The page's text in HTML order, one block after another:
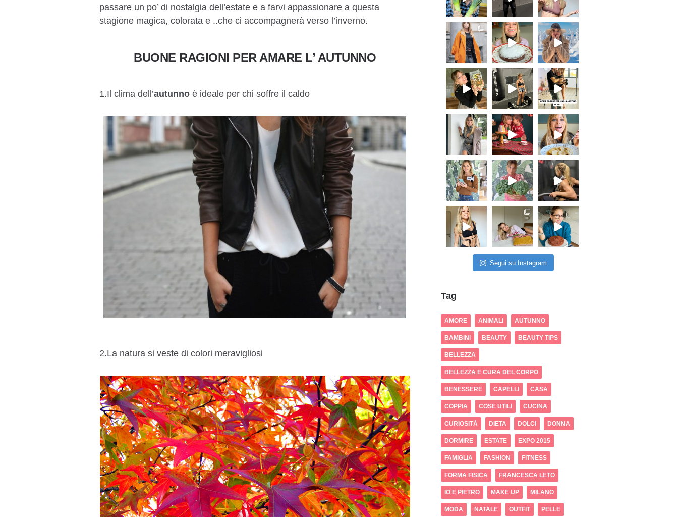
passare un po’ di nostalgia dell’estate e a farvi appassionare a questa
stagione magica, colorata e ..che ci accompagnerà verso l’inverno.
BUONE RAGIONI PER AMARE L’ AUTUNNO
1.Il clima dell’autunno è ideale per chi soffre il caldo
2.La natura si veste di colori meravigliosi
Segui su Instagram
Tag
AMORE ANIMALI AUTUNNO
BAMBINI BEAUTY BEAUTY TIPS
BELLEZZA
BELLEZZA E CURA DEL CORPO
BENESSERE CAPELLI CASA
COPPIA COSE UTILI CUCINA
CURIOSITÀ DIETA DOLCI DONNA
DORMIRE ESTATE EXPO 2015
FAMIGLIA FASHION FITNESS
FORMA FISICA FRANCESCA LETO
IO E PIETRO MAKE UP MILANO
MODA NATALE OUTFIT PELLE